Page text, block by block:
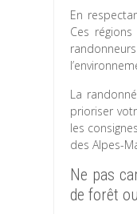
En
Ces
La
prioriser
les
des Alpes-
Ne pas
de forêt